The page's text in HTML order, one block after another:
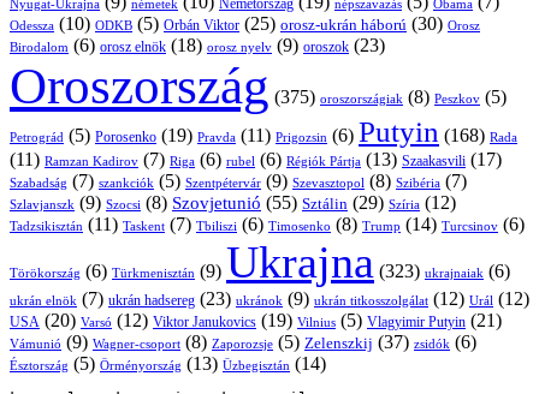
Nyugat-Ukrajna németek Németország népszavazás Obama
Odessza (10) ODKB (5) Orbán Viktor (25) orosz-ukrán háború (30) Orosz
Birodalom (6) orosz elnök (18) orosz nyelv (9) oroszok (23)
Oroszország (375) oroszországiak (8) Peszkov (5)
Petrográd (5) Porosenko (19) Pravda (11) Prigozsin (6) Putyin (168) Rada
(11) Ramzan Kadirov (7) Riga (6) rubel (6) Régiók Pártja (13) Szaakasvili (17)
Szabadság (7) szankciók (5) Szentpétervár (9) Szevasztopol (8) Szibéria (7)
Szlavjanszk (9) Szocsi (8) Szovjetunió (55) Sztálin (29) Szíria (12)
Tadzsikisztán (11) Taskent (7) Tbiliszi (6) Timosenko (8) Trump (14) Turcsinov (6)
Törökország (6) Türkmenisztán (9) Ukrajna (323) ukrajnaiak (6)
ukrán elnök (7) ukrán hadsereg (23) ukránok (9) ukrán titkosszolgálat (12) Urál (12)
USA (20) Varsó (12) Viktor Janukovics (19) Vilnius (5) Vlagyimir Putyin (21)
Vámunió (9) Wagner-csoport (8) Zaporozsje (5) Zelenszkij (37) zsidók (6)
Észtország (5) Örményország (13) Üzbegisztán (14)